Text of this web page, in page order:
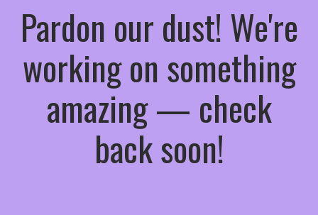
Pardon our dust! We're
working on something
amazing — check
back soon!